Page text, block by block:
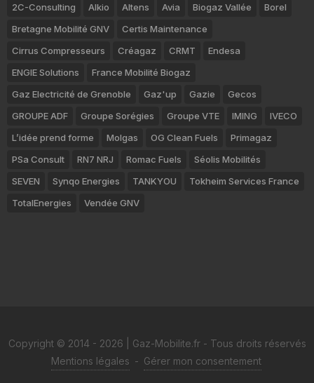
2C-Consulting Alkio Altens Avia Biogaz Vallée
Borel
Bretagne Mobilité GNV
Certis Maintenance
Cirrus Compresseurs
Créagaz CRMT
Endesa
ENGIE Solutions
France Mobilité Biogaz
Gaz Electricité de Grenoble
Gaz'up Gazie
Gecos
GROUPE ADF
Groupe Sorégies Groupe VTE IMING
IVECO
L’idée prend forme
Molgas OG Clean Fuels
Primagaz
PSa Consult
RN7 NRJ Romac Fuels
Séolis Mobilités
SEVEN
Synqo Energies TANKYOU
Tokheim Services France
TotalEnergies
Vendée GNV
Copyright © 2014 - 2026 | Gaz-Mobilite.fr - Tous droits réservés
Mentions légales - Gérer mon consentement